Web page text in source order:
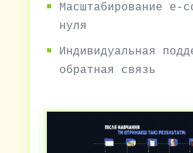
Масштабирование e-
нуля
Индивидуальная
обратная связь